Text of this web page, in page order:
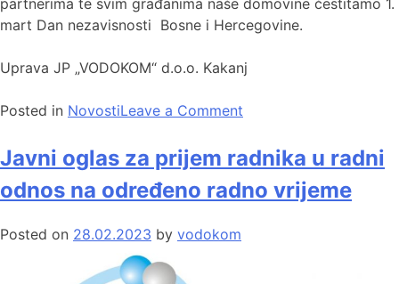
mart Dan nezavisnosti Bosne i Hercegovine.
Uprava JP „VODOKOM“ d.o.o. Kakanj
Posted in NovostiLeave a Comment
Javni oglas za prijem radnika u radni
odnos na određeno radno vrijeme
Posted on 28.02.2023 by vodokom